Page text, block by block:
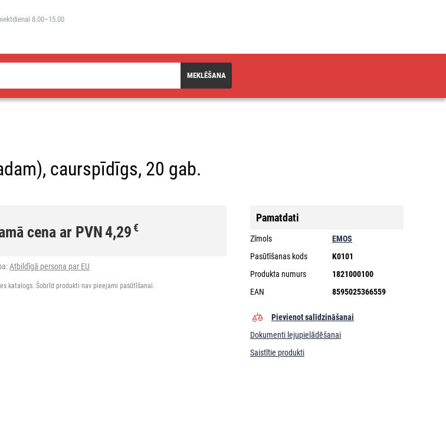
8.00–15.00
MEKLĒŠANA
caurspīdīgs, 20 gab.
cena ar PVN4,29€
Atbildīgā persona par EU
katalogs. Šobrīd produkti nav pieejami pasūtīšanai.
Pamatdati
Zīmols
EMOS
Pasūtīšanas kods
K0101
Produkta numurs
1821000100
EAN
8595025366559
Pievienot salīdzināšanai
Dokumenti lejupielādēšanai
Saistītie produkti